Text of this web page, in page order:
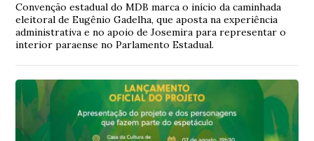
Convenção estadual do MDB marca o início da caminhada
eleitoral de Eugênio Gadelha, que aposta na experiência
administrativa e no apoio de Josemira para representar o
interior paraense no Parlamento Estadual.